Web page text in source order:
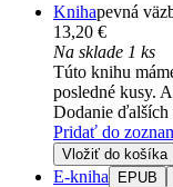
Knihapevná
13,20 €
Na sklade 1 ks
Túto knihu
posledné kusy.
Dodanie
Pridať do
Vložiť do košíka
E-kniha EPUB